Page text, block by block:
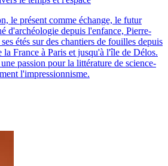
le présent comme échange, le futur
d'archéologie depuis l'enfance, Pierre-
étés sur des chantiers de fouilles depuis
la France à Paris et jusqu'à l'île de Délos.
passion pour la littérature de science-
l'impressionnisme.